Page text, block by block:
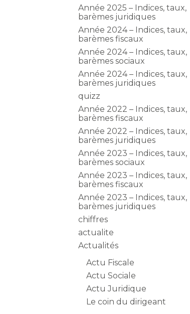
Année 2025 – Indices, taux,
barèmes juridiques
Année 2024 – Indices, taux,
barèmes fiscaux
Année 2024 – Indices, taux,
barèmes sociaux
Année 2024 – Indices, taux,
barèmes juridiques
quizz
Année 2022 – Indices, taux,
barèmes fiscaux
Année 2022 – Indices, taux,
barèmes juridiques
Année 2023 – Indices, taux,
barèmes sociaux
Année 2023 – Indices, taux,
barèmes fiscaux
Année 2023 – Indices, taux,
barèmes juridiques
chiffres
actualite
Actualités
Actu Fiscale
Actu Sociale
Actu Juridique
Le coin du dirigeant